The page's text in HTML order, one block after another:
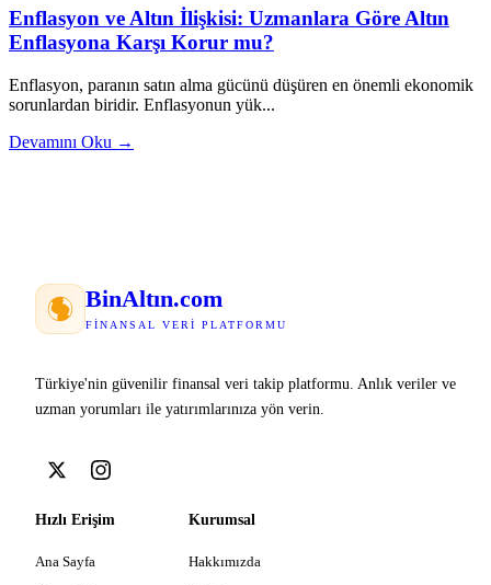
Enflasyon ve Altın İlişkisi: Uzmanlara Göre Altın
Enflasyona Karşı Korur mu?
Enflasyon, paranın satın alma gücünü düşüren en önemli ekonomik
sorunlardan biridir. Enflasyonun yük...
Devamını Oku →
BinAltın.com
FINANSAL VERI PLATFORMU
Türkiye'nin güvenilir finansal veri takip platformu. Anlık veriler ve
uzman yorumları ile yatırımlarınıza yön verin.
Hızlı Erişim
Ana Sayfa
Kurumsal
Hakkımızda